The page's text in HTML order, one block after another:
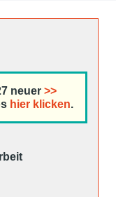
neuer >>
hier klicken.